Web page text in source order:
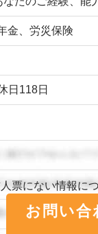
金、労災保険
日118日
票にない情報に
お問い合